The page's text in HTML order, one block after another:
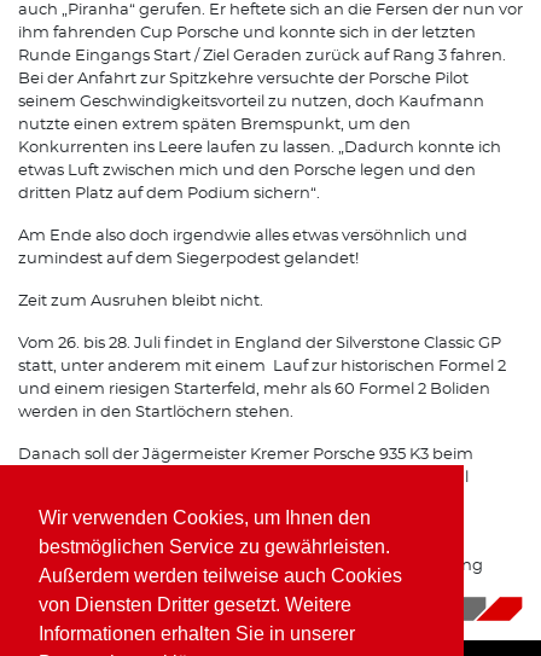
Wir verwenden Cookies, um Ihnen den
bestmöglichen Service zu gewährleisten.
Außerdem werden teilweise auch Cookies
von Diensten Dritter gesetzt. Weitere
Informationen erhalten Sie in unserer
auch „Piranha“ gerufen. Er heftete sich an die Fersen der nun vor
ihm fahrenden Cup Porsche und konnte sich in der letzten
Runde Eingangs Start / Ziel Geraden zurück auf Rang 3 fahren.
Bei der Anfahrt zur Spitzkehre versuchte der Porsche Pilot
seinem Geschwindigkeitsvorteil zu nutzen, doch Kaufmann
nutzte einen extrem späten Bremspunkt, um den
Konkurrenten ins Leere laufen zu lassen. „Dadurch konnte ich
etwas Luft zwischen mich und den Porsche legen und den
dritten Platz auf dem Podium sichern“.
Am Ende also doch irgendwie alles etwas versöhnlich und
zumindest auf dem Siegerpodest gelandet!
Zeit zum Ausruhen bleibt nicht.
Vom 26. bis 28. Juli findet in England der Silverstone Classic GP
statt, unter anderem mit einem Lauf zur historischen Formel 2
und einem riesigen Starterfeld, mehr als 60 Formel 2 Boliden
werden in den Startlöchern stehen.
Danach soll der Jägermeister Kremer Porsche 935 K3 beim
Das Team Porsche Kremer Racing gibt ALLES um diesen
Brenner Top vorbereitet beim Oldtimer GP am Nürburgring
15.07.2019